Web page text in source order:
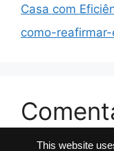
This website
Casa com
como-
No comments